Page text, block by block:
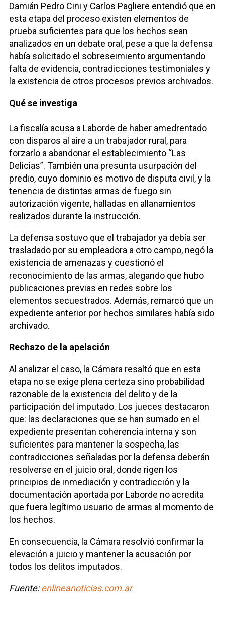
Damián Pedro Cini y Carlos Pagliere entendió que en
esta etapa del proceso existen elementos de
prueba suficientes para que los hechos sean
analizados en un debate oral, pese a que la defensa
había solicitado el sobreseimiento argumentando
falta de evidencia, contradicciones testimoniales y
la existencia de otros procesos previos archivados.
Qué se investiga
La fiscalía acusa a Laborde de haber amedrentado
con disparos al aire a un trabajador rural, para
forzarlo a abandonar el establecimiento “Las
Delicias”. También una presunta usurpación del
predio, cuyo dominio es motivo de disputa civil, y la
tenencia de distintas armas de fuego sin
autorización vigente, halladas en allanamientos
realizados durante la instrucción.
La defensa sostuvo que el trabajador ya debía ser
trasladado por su empleadora a otro campo, negó la
existencia de amenazas y cuestionó el
reconocimiento de las armas, alegando que hubo
publicaciones previas en redes sobre los
elementos secuestrados. Además, remarcó que un
expediente anterior por hechos similares había sido
archivado.
Rechazo de la apelación
Al analizar el caso, la Cámara resaltó que en esta
etapa no se exige plena certeza sino probabilidad
razonable de la existencia del delito y de la
participación del imputado. Los jueces destacaron
que: las declaraciones que se han sumado en el
expediente presentan coherencia interna y son
suficientes para mantener la sospecha, las
contradicciones señaladas por la defensa deberán
resolverse en el juicio oral, donde rigen los
principios de inmediación y contradicción y la
documentación aportada por Laborde no acredita
que fuera legítimo usuario de armas al momento de
los hechos.
En consecuencia, la Cámara resolvió confirmar la
elevación a juicio y mantener la acusación por
todos los delitos imputados.
Fuente:enlineanoticias.com.ar